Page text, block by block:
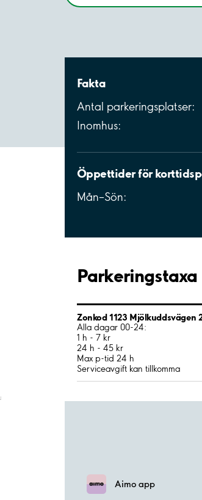
Fakta
Antal parkeringsplatser:
Inomhus:
Öppettider för
Mån–Sön:
Parkeringstaxa
Zonkod 1123 Mjölkuddsvägen
Alla dagar 00-24:
1 h - 7 kr
24 h - 45 kr
Max p-tid 24 h
Serviceavgift kan tillkomma
;
Aimo app